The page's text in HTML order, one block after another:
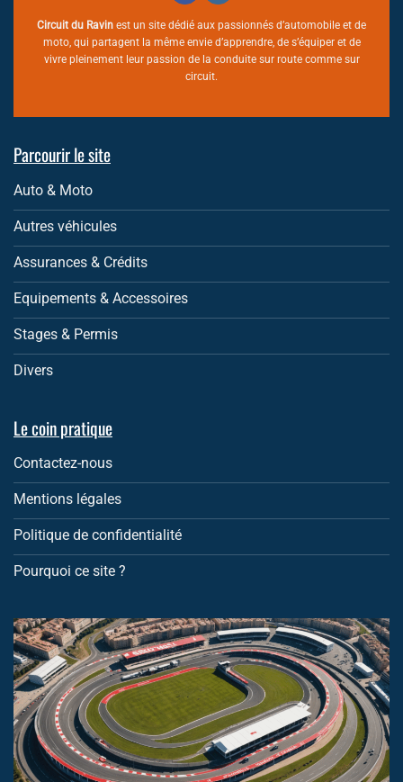
Circuit du Ravin est un site dédié aux passionnés d’automobile et de
moto, qui partagent la même envie d’apprendre, de s’équiper et de
vivre pleinement leur passion de la conduite sur route comme sur
circuit.
Parcourir le site
Auto & Moto
Autres véhicules
Assurances & Crédits
Equipements & Accessoires
Stages & Permis
Divers
Le coin pratique
Contactez-nous
Mentions légales
Politique de confidentialité
Pourquoi ce site ?